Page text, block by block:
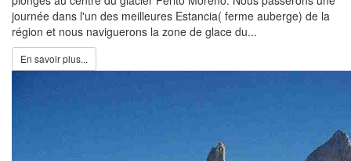
journée dans l'un des meilleures Estancia( ferme auberge) de la
région et nous naviguerons la zone de glace du...
En savoir plus...